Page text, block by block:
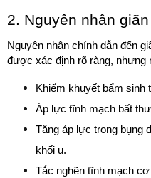
2. Nguyên nhân
Nguyên nhân chính dẫn đến
được xác định rõ ràng, nhưng
Khiếm khuyết bẩm sinh
Áp lực tĩnh mạch bất
Tăng áp lực trong bụng
khối u.
Tắc nghẽn tĩnh mạch